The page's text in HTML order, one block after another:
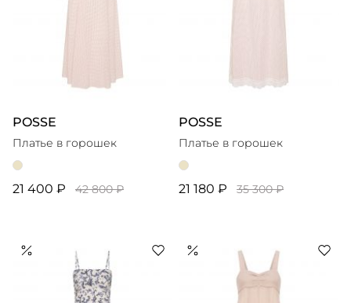
POSSE
Платье в горошек
21 400 ₽ 42 800 ₽
POSSE
Платье в горошек
21 180 ₽ 35 300 ₽